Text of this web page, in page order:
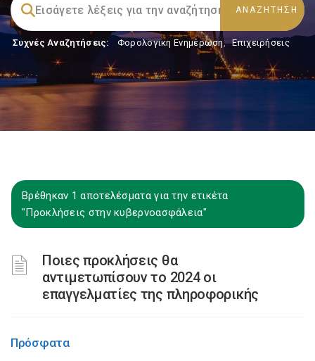
Συχνές Αναζητήσεις: Φορολογικη Ενημέρωση, Επιχειρήσεις
Βρέθηκαν 1 αποτελέσματα για την ετικέτα
"Προκλήσεις στην κυβερνοασφάλεια"
Ποιες προκλήσεις θα
αντιμετωπίσουν το 2024 οι
επαγγελματίες της πληροφορικής
Πρόσφατα